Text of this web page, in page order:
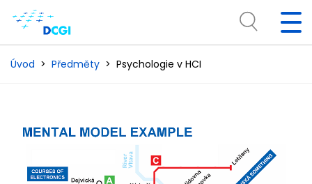
Úvod Předměty Psychologie v HCI